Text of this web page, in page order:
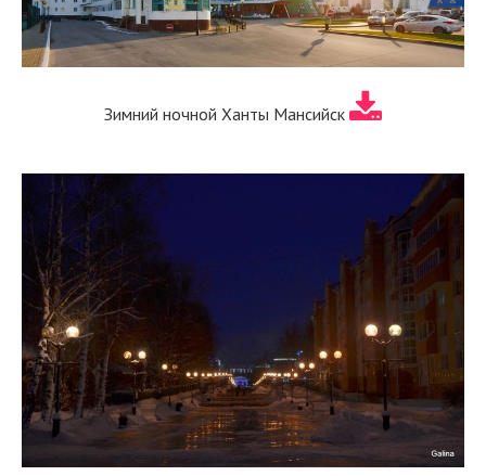
Зимний ночной Ханты Мансийск